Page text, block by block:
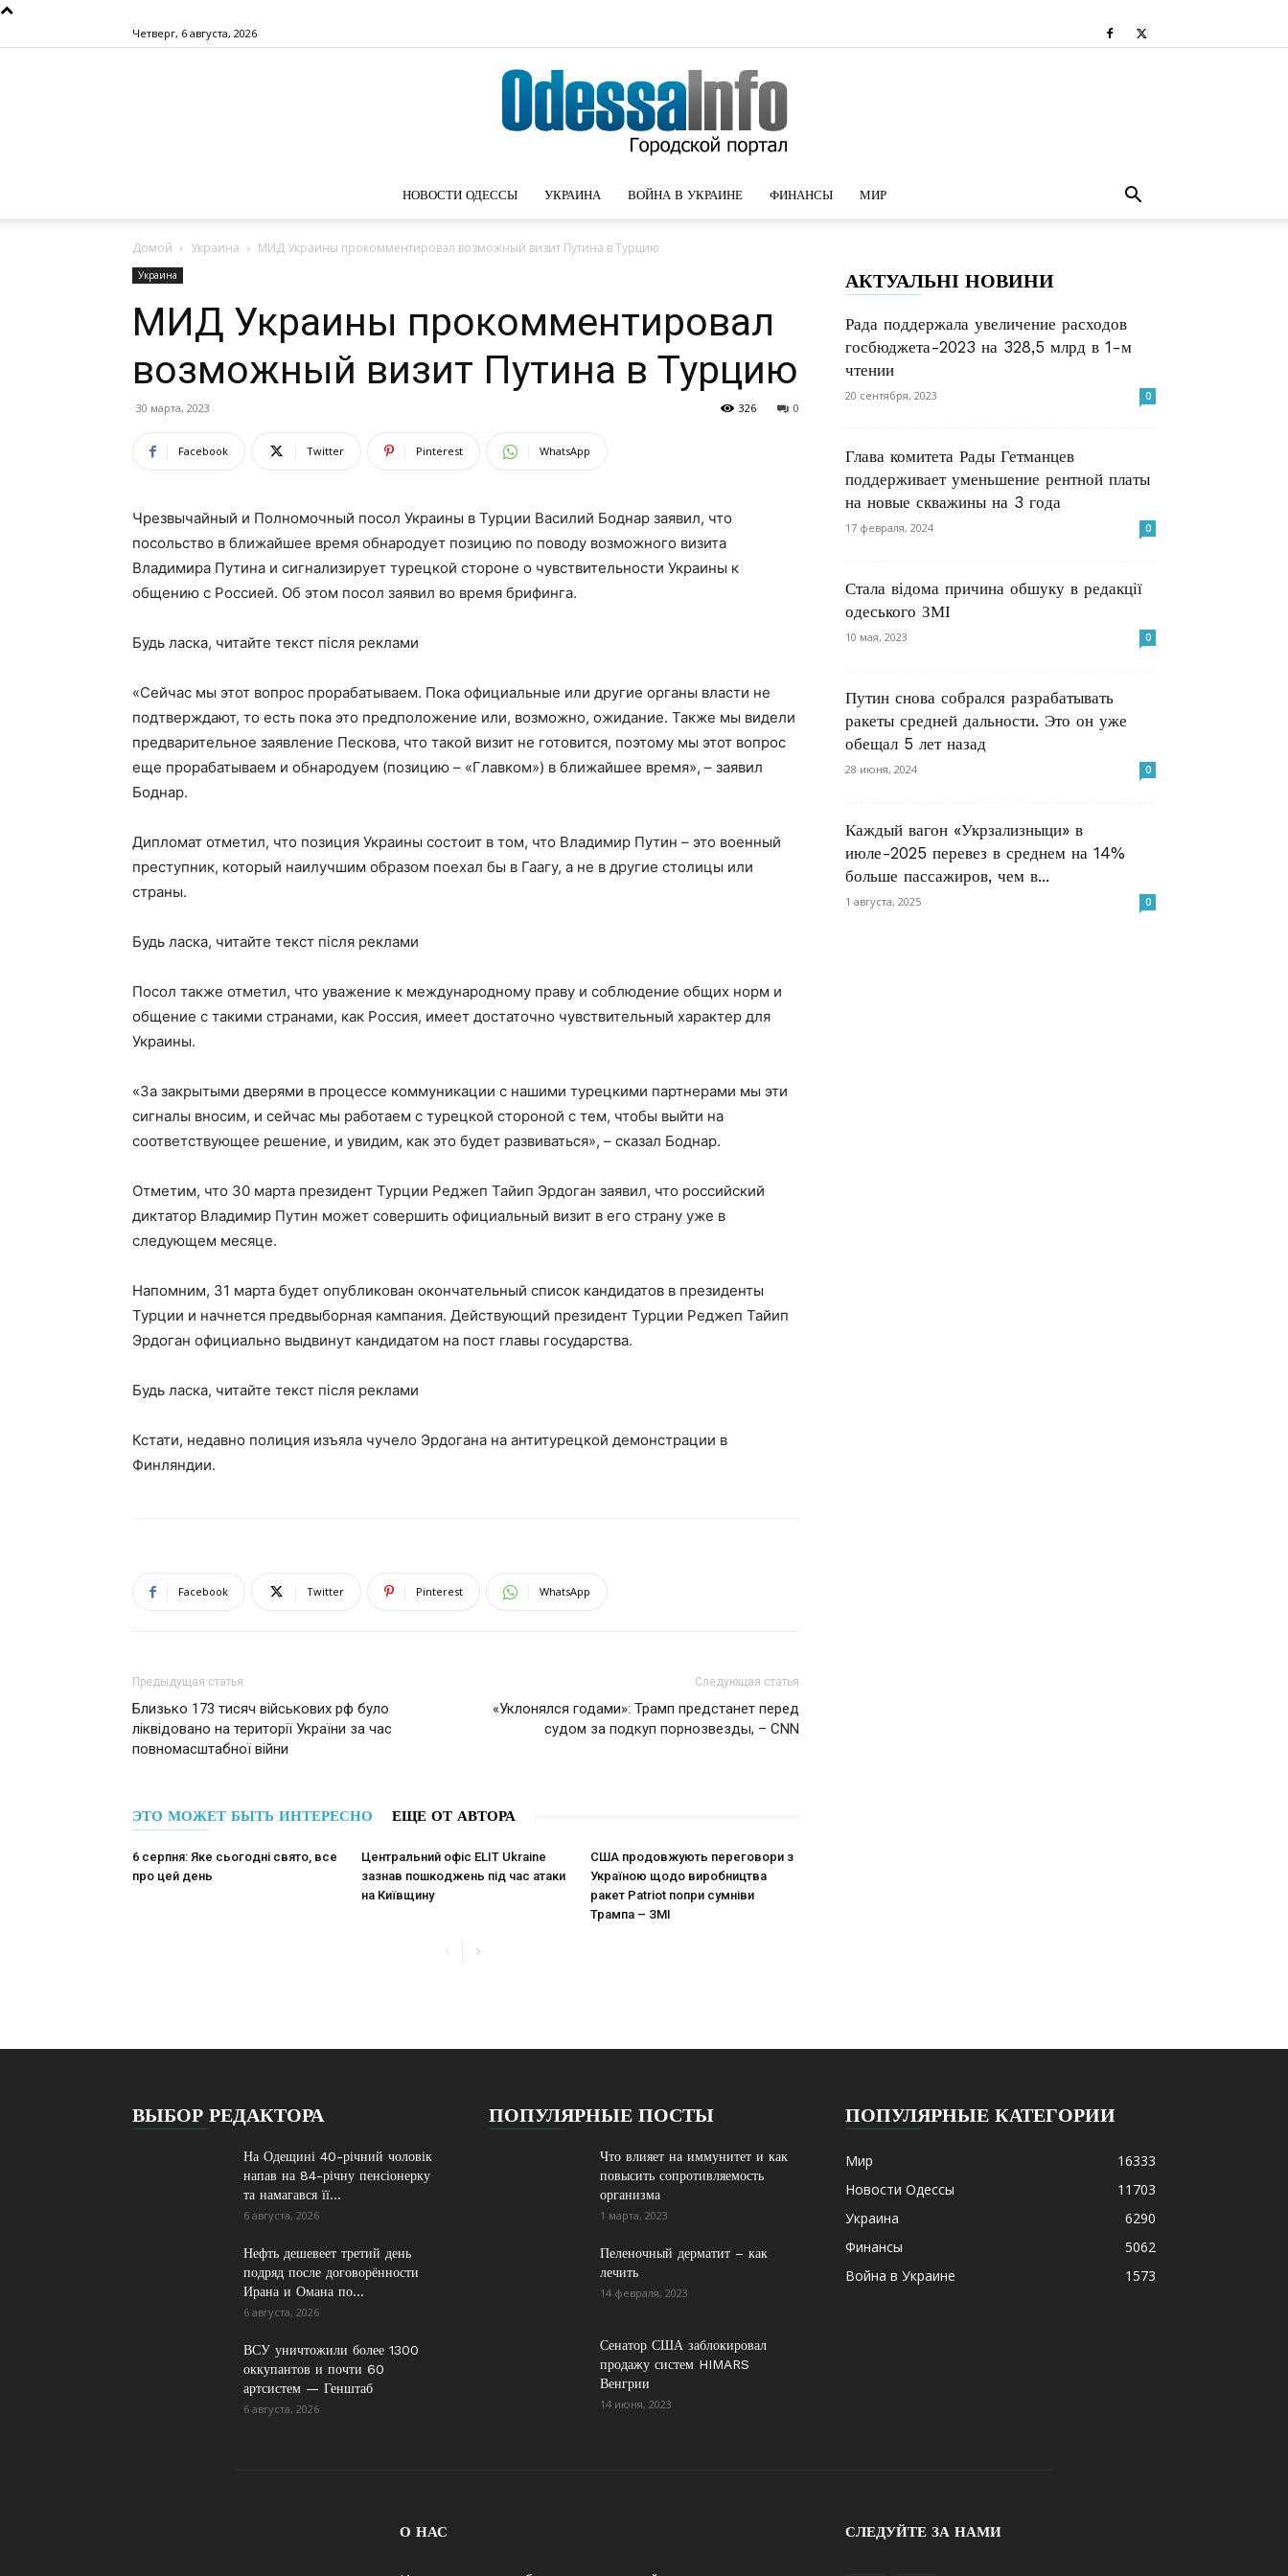
Четверг, 6 августа, 2026
Одессы
НОВОСТИ ОДЕССЫ УКРАИНА ВОЙНА В УКРАИНЕ ФИНАНСЫ МИР
Домой Украина МИД Украины прокомментировал возможный визит Путина в Турцию
Украина
МИД Украины прокомментировал
возможный визит Путина в Турцию
30 марта, 2023 0
326
Facebook Twitter Pinterest WhatsApp
Чрезвычайный и Полномочный посол Украины в Турции Василий Боднар заявил, что
посольство в ближайшее время обнародует позицию по поводу возможного визита
Владимира Путина и сигнализирует турецкой стороне о чувствительности Украины к
общению с Россией. Об этом посол заявил во время брифинга.
Будь ласка, читайте текст після реклами
«Сейчас мы этот вопрос прорабатываем. Пока официальные или другие органы власти не
подтверждают, то есть пока это предположение или, возможно, ожидание. Также мы видели
предварительное заявление Пескова, что такой визит не готовится, поэтому мы этот вопрос
еще прорабатываем и обнародуем (позицию – «Главком») в ближайшее время», – заявил
Боднар.
Дипломат отметил, что позиция Украины состоит в том, что Владимир Путин – это военный
преступник, который наилучшим образом поехал бы в Гаагу, а не в другие столицы или
страны.
Будь ласка, читайте текст після реклами
Посол также отметил, что уважение к международному праву и соблюдение общих норм и
общение с такими странами, как Россия, имеет достаточно чувствительный характер для
Украины.
«За закрытыми дверями в процессе коммуникации с нашими турецкими партнерами мы эти
сигналы вносим, и сейчас мы работаем с турецкой стороной с тем, чтобы выйти на
соответствующее решение, и увидим, как это будет развиваться», – сказал Боднар.
Отметим, что 30 марта президент Турции Реджеп Тайип Эрдоган заявил, что российский
диктатор Владимир Путин может совершить официальный визит в его страну уже в
следующем месяце.
Напомним, 31 марта будет опубликован окончательный список кандидатов в президенты
Турции и начнется предвыборная кампания. Действующий президент Турции Реджеп Тайип
Эрдоган официально выдвинут кандидатом на пост главы государства.
Будь ласка, читайте текст після реклами
Кстати, недавно полиция изъяла чучело Эрдогана на антитурецкой демонстрации в
Финляндии.
Facebook Twitter Pinterest WhatsApp
Предыдущая статья
Близько 173 тисяч військових рф було
ліквідовано на території України за час
повномасштабної війни
Следующая статья
«Уклонялся годами»: Трамп предстанет перед
судом за подкуп порнозвезды, – CNN
ЭТО МОЖЕТ БЫТЬ ИНТЕРЕСНО ЕЩЕ ОТ АВТОРА
6 серпня: Яке сьогодні свято, все
про цей день
Центральний офіс ELIT Ukraine
зазнав пошкоджень під час атаки
на Київщину
США продовжують переговори з
Україною щодо виробництва
ракет Patriot попри сумніви
Трампа – ЗМІ
АКТУАЛЬНІ НОВИНИ
Рада поддержала увеличение расходов
госбюджета-2023 на 328,5 млрд в 1-м
чтении
20 сентября, 2023 0
Глава комитета Рады Гетманцев
поддерживает уменьшение рентной платы
на новые скважины на 3 года
17 февраля, 2024 0
Стала відома причина обшуку в редакції
одеського ЗМІ
10 мая, 2023 0
Путин снова собрался разрабатывать
ракеты средней дальности. Это он уже
обещал 5 лет назад
28 июня, 2024 0
Каждый вагон «Укрзализныци» в
июле-2025 перевез в среднем на 14%
больше пассажиров, чем в...
1 августа, 2025 0
ВЫБОР РЕДАКТОРА
На Одещині 40-річний чоловік
напав на 84-річну пенсіонерку
та намагався її...
6 августа, 2026
Нефть дешевеет третий день
подряд после договорённости
Ирана и Омана по...
6 августа, 2026
ВСУ уничтожили более 1300
оккупантов и почти 60
артсистем — Генштаб
6 августа, 2026
ПОПУЛЯРНЫЕ ПОСТЫ
Что влияет на иммунитет и как
повысить сопротивляемость
организма
1 марта, 2023
Пеленочный дерматит – как
лечить
14 февраля, 2023
Сенатор США заблокировал
продажу систем HIMARS
Венгрии
14 июня, 2023
ПОПУЛЯРНЫЕ КАТЕГОРИИ
Мир
16333
Новости Одессы
11703
Украина
6290
Финансы
5062
Война в Украине
1573
О НАС СЛЕДУЙТЕ ЗА НАМИ